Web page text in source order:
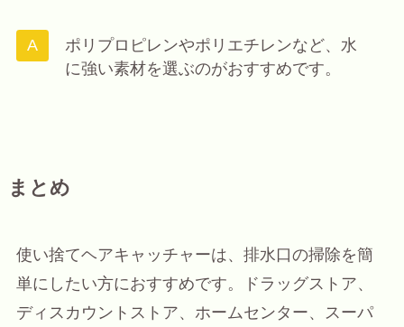
ポリプロピレンやポリエチレンなど、水
に強い素材を選ぶのがおすすめです。
まとめ
使い捨てヘアキャッチャーは、排水口の掃除を簡
単にしたい方におすすめです。ドラッグストア、
ディスカウントストア、ホームセンター、スーパ